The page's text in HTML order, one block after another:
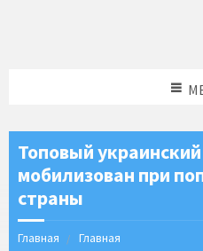
Топовый
мобилизован при
страны
Главная Главная